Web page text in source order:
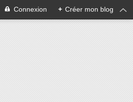
Connexion + Créer mon blog